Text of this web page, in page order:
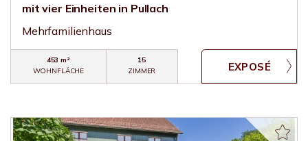
mit vier Einheiten in Pullach
Mehrfamilienhaus
453 m²
WOHNFLÄCHE
15
ZIMMER